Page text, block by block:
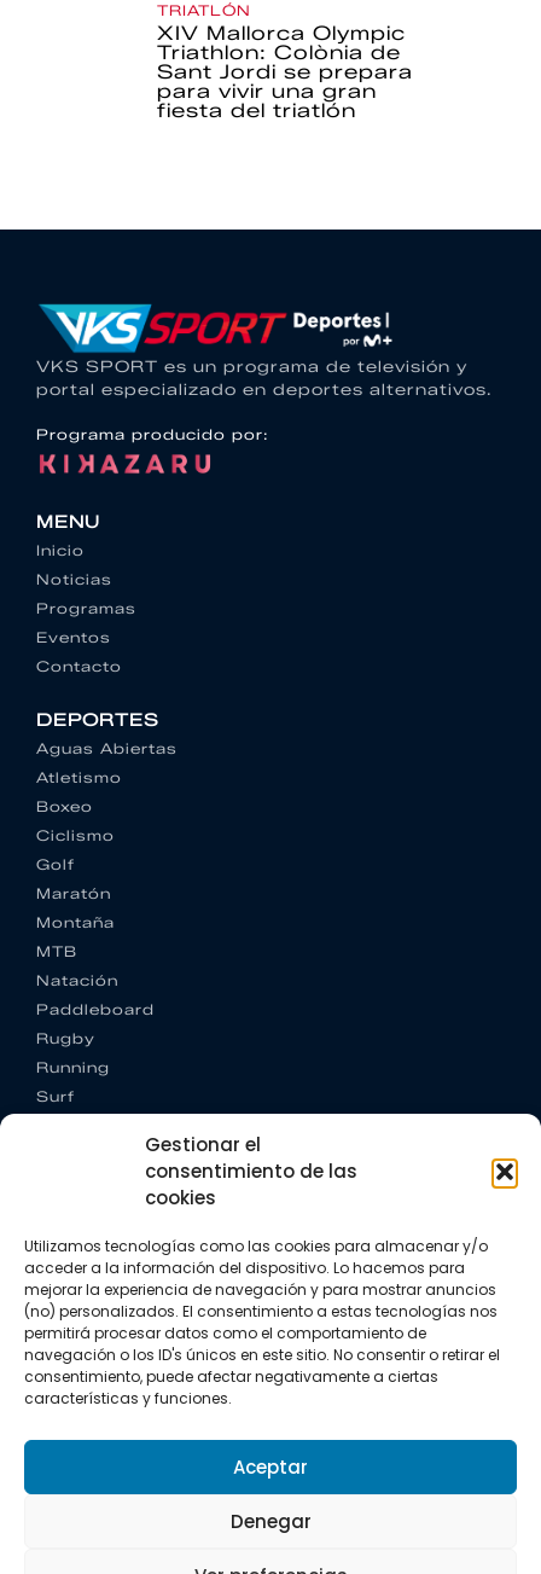
Gestionar el
consentimiento de las
cookies
Utilizamos tecnologías como las cookies para almacenar y/o
acceder a la información del dispositivo. Lo hacemos para
mejorar la experiencia de navegación y para mostrar anuncios
(no) personalizados. El consentimiento a estas tecnologías nos
permitirá procesar datos como el comportamiento de
navegación o los ID's únicos en este sitio. No consentir o retirar el
consentimiento, puede afectar negativamente a ciertas
características y funciones.
Aceptar
Denegar
TRIATLÓN
XIV Mallorca Olympic
Triathlon: Colònia de
Sant Jordi se prepara
para vivir una gran
fiesta del triatlón
VKS SPORT es un programa de televisión y
portal especializado en deportes alternativos.
Programa producido por:
MENU
Inicio
Noticias
Programas
Eventos
Contacto
DEPORTES
Aguas Abiertas
Atletismo
Boxeo
Ciclismo
Golf
Maratón
Montaña
MTB
Natación
Paddleboard
Rugby
Running
Surf
CONTACTO
+34 662 342 177
info@vkssport.com
SÍGUENOS
Política de privacidad
Política de cookies